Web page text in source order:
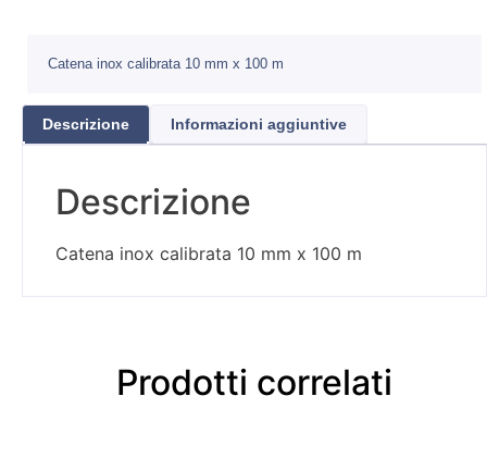
Catena inox calibrata 10 mm x 100 m
Descrizione Informazioni aggiuntive
Descrizione
Catena inox calibrata 10 mm x 100 m
Prodotti correlati